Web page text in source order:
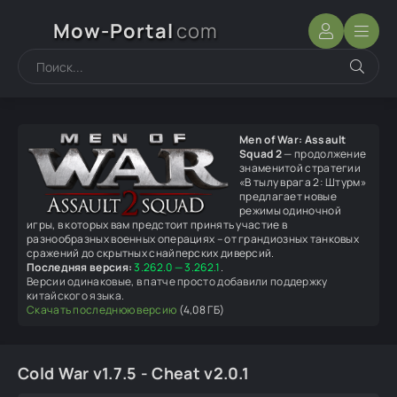
Mow-Portal com
Men of War: Assault
Squad 2— продолжение
знаменитой стратегии
«В тылу врага 2: Штурм»
предлагает новые
режимы одиночной
игры, в которых вам предстоит принять участие в
разнообразных военных операциях – от грандиозных танковых
сражений до скрытных снайперских диверсий.
Последняя версия:3.262.0 — 3.262.1.
Версии одинаковые, в патче просто добавили поддержку
китайского языка.
Скачать последнюю версию (4,08 ГБ)
Cold War v1.7.5 - Cheat v2.0.1